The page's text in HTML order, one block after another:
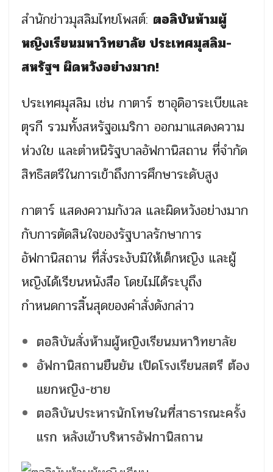
สำนักข่าวมุสลิมไทยโพสต์: ตอลิบันห้ามผู้
หญิงเรียนมหาวิทยาลัย ประเทศมุสลิม-
สหรัฐฯ ผิดหวังอย่างมาก!
ประเทศมุสลิม เช่น กาตาร์ ซาอุดิอาระเบียและ
ตุรกี รวมทั้งสหรัฐอเมริกา ออกมาแสดงความ
ห่วงใย และตำหนิรัฐบาลอัฟกานิสถาน ที่จำกัด
สิทธิสตรีในการเข้าถึงการศึกษาระดับสูง
กาตาร์ แสดงความกังวล และผิดหวังอย่างมาก
กับการตัดสินใจของรัฐบาลรักษาการ
อัฟกานิสถาน ที่สั่งระงับมิให้เด็กหญิง และผู้
หญิงได้เรียนหนังสือ โดยไม่ได้ระบุถึง
กำหนดการสิ้นสุดของคำสั่งดังกล่าว
ตอลิบันสั่งห้ามผู้หญิงเรียนมหาวิทยาลัย
อัฟกานิสถานยืนยัน เปิดโรงเรียนสตรี ต้อง
แยกหญิง-ชาย
ตอลิบันประหารนักโทษในที่สาธารณะครั้ง
แรก หลังเข้าบริหารอัฟกานิสถาน